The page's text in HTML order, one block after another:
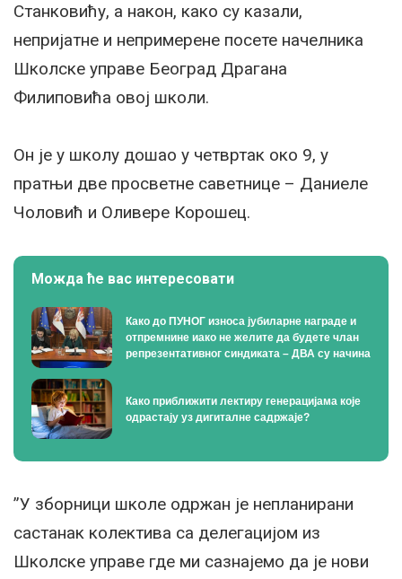
Станковићу, а након, како су казали,
непријатне и непримерене посете начелника
Школске управе Београд Драгана
Филиповића овој школи.
Он је у школу дошао у четвртак око 9, у
пратњи две просветне саветнице – Даниеле
Чоловић и Оливере Корошец.
Можда ће вас интересовати
Како до ПУНОГ износа јубиларне награде и
отпремнине иако не желите да будете члан
репрезентативног синдиката – ДВА су начина
Како приближити лектиру генерацијама које
одрастају уз дигиталне садржаје?
”У зборници школе одржан je непланирани
састанак колектива са делегацијом из
Школске управе где ми сазнајемо да je нови